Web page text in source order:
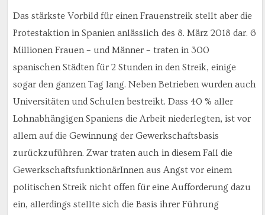
Das stärkste Vorbild für einen Frauenstreik stellt aber die
Protestaktion in Spanien anlässlich des 8. März 2018 dar. 6
Millionen Frauen – und Männer – traten in 300
spanischen Städten für 2 Stunden in den Streik, einige
sogar den ganzen Tag lang. Neben Betrieben wurden auch
Universitäten und Schulen bestreikt. Dass 40 % aller
Lohnabhängigen Spaniens die Arbeit niederlegten, ist vor
allem auf die Gewinnung der Gewerkschaftsbasis
zurückzuführen. Zwar traten auch in diesem Fall die
GewerkschaftsfunktionärInnen aus Angst vor einem
politischen Streik nicht offen für eine Aufforderung dazu
ein, allerdings stellte sich die Basis ihrer Führung